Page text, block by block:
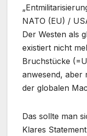
NATO (EU) /
Der Westen als
existiert nicht
Bruchstücke
anwesend, aber
der globalen
Das sollte man
Klares